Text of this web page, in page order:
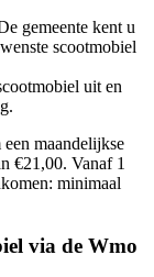
gemeente kent u
scootmobiel
uit en
maandelijkse
€21,00. Vanaf 1
minimaal
via de Wmo